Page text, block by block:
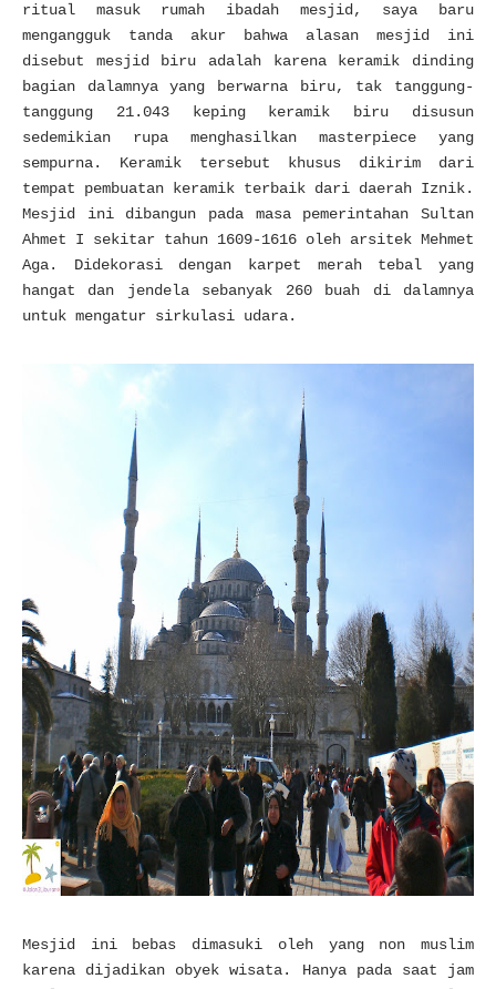
ritual masuk rumah ibadah mesjid, saya baru
mengangguk tanda akur bahwa alasan mesjid ini
disebut mesjid biru adalah karena keramik dinding
bagian dalamnya yang berwarna biru, tak tanggung-
tanggung 21.043 keping keramik biru disusun
sedemikian rupa menghasilkan masterpiece yang
sempurna. Keramik tersebut khusus dikirim dari
tempat pembuatan keramik terbaik dari daerah Iznik.
Mesjid ini dibangun pada masa pemerintahan Sultan
Ahmet I sekitar tahun 1609-1616 oleh arsitek Mehmet
Aga. Didekorasi dengan karpet merah tebal yang
hangat dan jendela sebanyak 260 buah di dalamnya
untuk mengatur sirkulasi udara.
Mesjid ini bebas dimasuki oleh yang non muslim
karena dijadikan obyek wisata. Hanya pada saat jam